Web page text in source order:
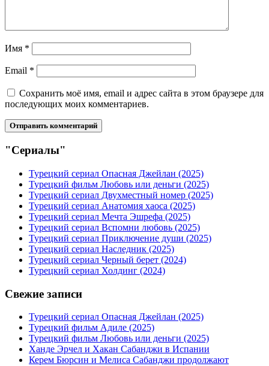
Имя *
Email *
Сохранить моё имя, email и адрес сайта в этом браузере для
последующих моих комментариев.
"Сериалы"
Турецкий сериал Опасная Джейлан (2025)
Турецкий фильм Любовь или деньги (2025)
Турецкий сериал Двухместный номер (2025)
Турецкий сериал Анатомия хаоса (2025)
Турецкий сериал Мечта Эшрефа (2025)
Турецкий сериал Вспомни любовь (2025)
Турецкий сериал Приключение души (2025)
Турецкий сериал Наследник (2025)
Турецкий сериал Черный берет (2024)
Турецкий сериал Холдинг (2024)
Свежие записи
Турецкий сериал Опасная Джейлан (2025)
Турецкий фильм Адиле (2025)
Турецкий фильм Любовь или деньги (2025)
Ханде Эрчел и Хакан Сабанджи в Испании
Керем Бюрсин и Мелиса Сабанджи продолжают